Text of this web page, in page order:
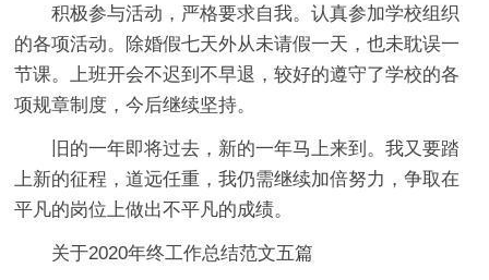
积极参与活动，严格要求自我。认真参加学校组织
的各项活动。除婚假七天外从未请假一天，也未耽误一
节课。上班开会不迟到不早退，较好的遵守了学校的各
项规章制度，今后继续坚持。
旧的一年即将过去，新的一年马上来到。我又要踏
上新的征程，道远任重，我仍需继续加倍努力，争取在
平凡的岗位上做出不平凡的成绩。
关于2020年终工作总结范文五篇